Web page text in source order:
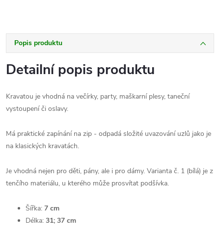
Popis produktu
Detailní popis produktu
Kravatou je vhodná na večírky, party, maškarní plesy, taneční
vystoupení či oslavy.
Má praktické zapínání na zip - odpadá složité uvazování uzlů jako je
na klasických kravatách.
Je vhodná nejen pro děti, pány, ale i pro dámy. Varianta č. 1 (bílá) je z
tenčího materiálu, u kterého může prosvítat podšívka.
Šířka: 7 cm
Délka: 31; 37 cm